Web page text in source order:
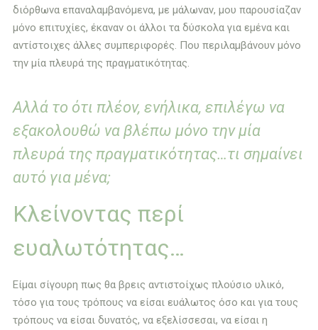
διόρθωνα επαναλαμβανόμενα, με μάλωναν, μου παρουσίαζαν
μόνο επιτυχίες, έκαναν οι άλλοι τα δύσκολα για εμένα και
αντίστοιχες άλλες συμπεριφορές. Που περιλαμβάνουν μόνο
την μία πλευρά της πραγματικότητας.
Αλλά το ότι πλέον, ενήλικα, επιλέγω να
εξακολουθώ να βλέπω μόνο την μία
πλευρά της πραγματικότητας…τι σημαίνει
αυτό για μένα;
Κλείνοντας περί
ευαλωτότητας…
Είμαι σίγουρη πως θα βρεις αντιστοίχως πλούσιο υλικό,
τόσο για τους τρόπους να είσαι ευάλωτος όσο και για τους
τρόπους να είσαι δυνατός, να εξελίσσεσαι, να είσαι η